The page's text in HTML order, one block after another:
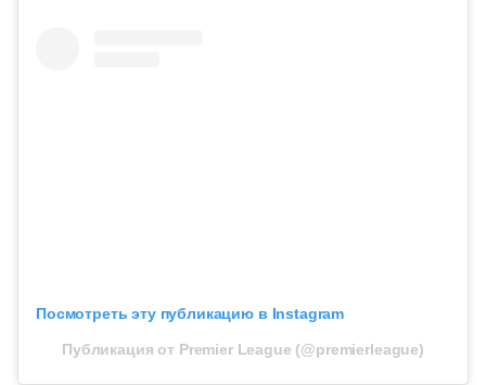
Посмотреть эту публикацию в Instagram
Публикация от Premier League (@premierleague)